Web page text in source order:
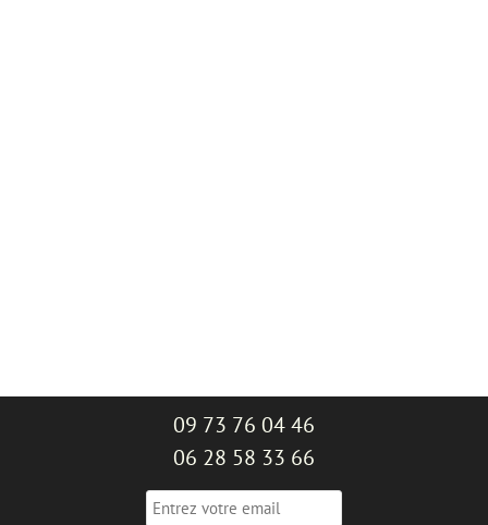
09 73 76 04 46
06 28 58 33 66